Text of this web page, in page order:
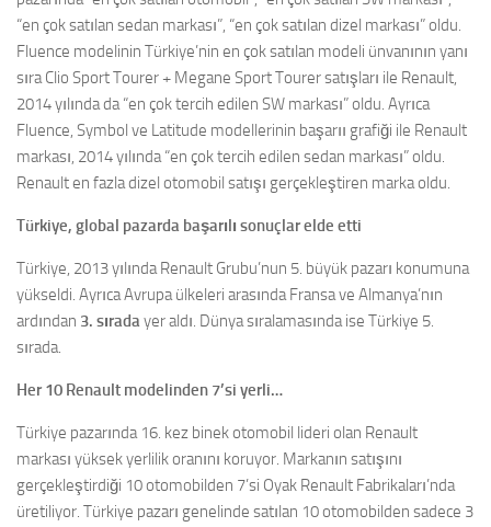
“en çok satılan sedan markası”, “en çok satılan dizel markası” oldu.
Fluence modelinin Türkiye’nin en çok satılan modeli ünvanının yanı
sıra Clio Sport Tourer + Megane Sport Tourer satışları ile Renault,
2014 yılında da “en çok tercih edilen SW markası” oldu. Ayrıca
Fluence, Symbol ve Latitude modellerinin başarıı grafiği ile Renault
markası, 2014 yılında “en çok tercih edilen sedan markası” oldu.
Renault en fazla dizel otomobil satışı gerçekleştiren marka oldu.
Türkiye, global pazarda başarılı sonuçlar elde etti
Türkiye, 2013 yılında Renault Grubu’nun 5. büyük pazarı konumuna
yükseldi. Ayrıca Avrupa ülkeleri arasında Fransa ve Almanya’nın
ardından 3. sıradayer aldı. Dünya sıralamasında ise Türkiye 5.
sırada.
Her 10 Renault modelinden 7’si yerli…
Türkiye pazarında 16. kez binek otomobil lideri olan Renault
markası yüksek yerlilik oranını koruyor. Markanın satışını
gerçekleştirdiği 10 otomobilden 7’si Oyak Renault Fabrikaları’nda
üretiliyor. Türkiye pazarı genelinde satılan 10 otomobilden sadece 3